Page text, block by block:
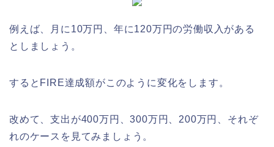
例えば、月に10万円、年に120万円の労働収入がある
としましょう。
するとFIRE達成額がこのように変化をします。
改めて、支出が400万円、300万円、200万円、それぞ
れのケースを見てみましょう。